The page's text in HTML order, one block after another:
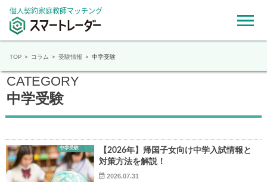
個人契約家庭教師マッチング
TOP コラム 受験情報 中学受験
CATEGORY
中学受験
中学受験
【2026年】帰国子女向け中学入試情報と
対策方法を解説！
2026.07.31